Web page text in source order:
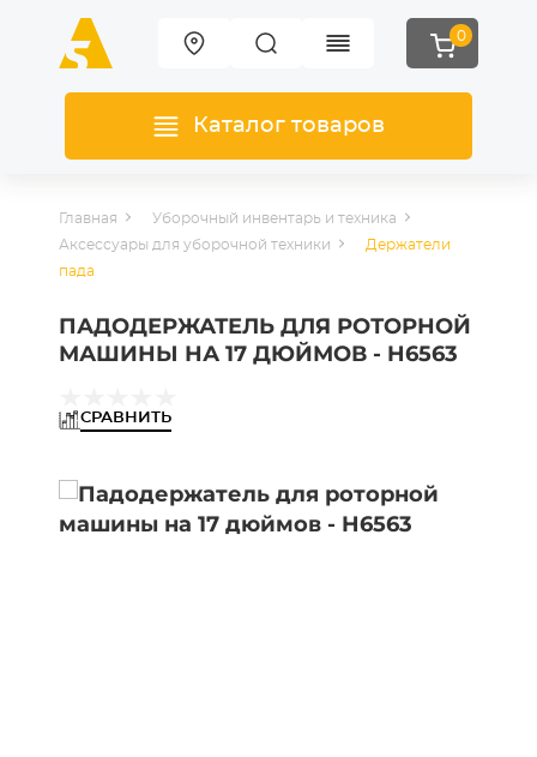
0
Каталог товаров
Главная
Уборочный инвентарь и техника
Аксессуары для уборочной техники
Держатели
пада
ПАДОДЕРЖАТЕЛЬ ДЛЯ РОТОРНОЙ
МАШИНЫ НА 17 ДЮЙМОВ - H6563
СРАВНИТЬ